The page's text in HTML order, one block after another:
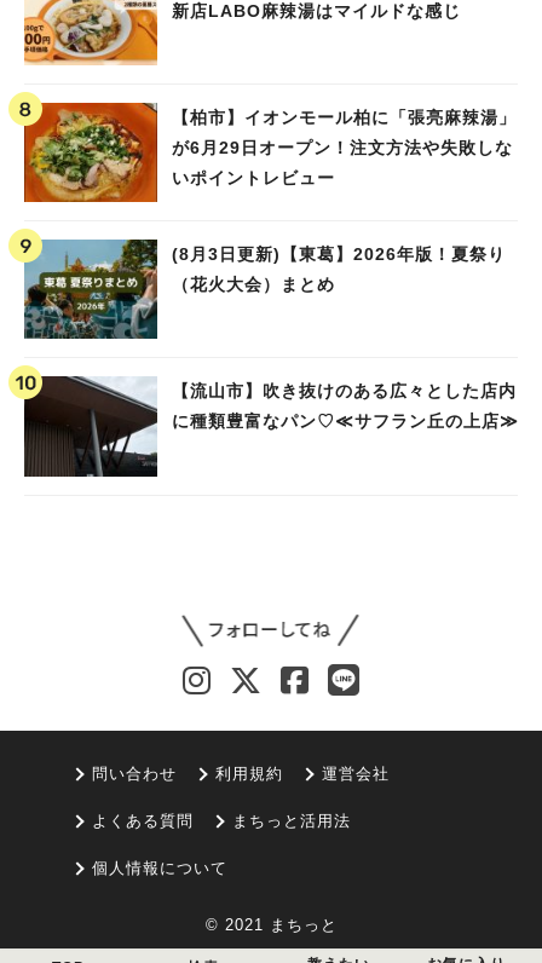
新店LABO麻辣湯はマイルドな感じ
【柏市】イオンモール柏に「張亮麻辣湯」
が6月29日オープン！注文方法や失敗しな
いポイントレビュー
(8月3日更新)【東葛】2026年版！夏祭り
（花火大会）まとめ
【流山市】吹き抜けのある広々とした店内
に種類豊富なパン♡≪サフラン丘の上店≫
問い合わせ 利用規約 運営会社
よくある質問 まちっと活用法
個人情報について
© 2021 まちっと